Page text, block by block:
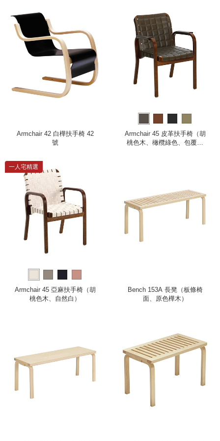
Armchair 42 白樺扶手椅 42
號
Armchair 45 皮革扶手椅（胡
桃色木、橄欖綠色、包覆扶
一人宅精選
Armchair 45 亞麻扶手椅（胡
桃色木、自然白）
Bench 153A 長凳（板條椅
面、原色樺木）